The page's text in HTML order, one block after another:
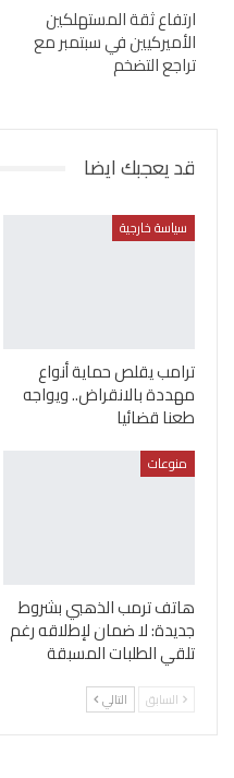
ارتفاع ثقة المستهلكين
الأميركيين في سبتمبر مع
تراجع التضخم
قد يعجبك ايضا
سياسة خارجية
ترامب يقلص حماية أنواع
مهددة بالانقراض.. ويواجه
طعنا قضائيا
منوعات
هاتف ترمب الذهبي بشروط
جديدة: لا ضمان لإطلاقه رغم
تلقي الطلبات المسبقة
السابق التالي